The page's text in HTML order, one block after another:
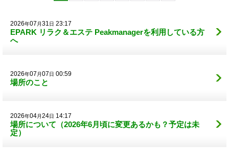
2026年07月31日 23:17
EPARK リラク＆エステ Peakmanagerを利用している方
へ
2026年07月07日 00:59
場所のこと
2026年04月24日 14:17
場所について（2026年6月頃に変更あるかも？予定は未
定）